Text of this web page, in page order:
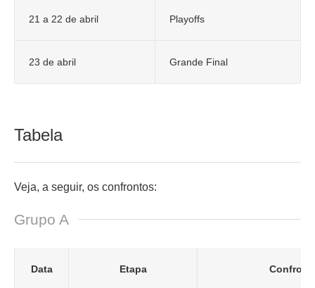
21 a 22 de abril Playoffs
23 de abril Grande Final
Tabela
Veja, a seguir, os confrontos:
Grupo A
Data Etapa